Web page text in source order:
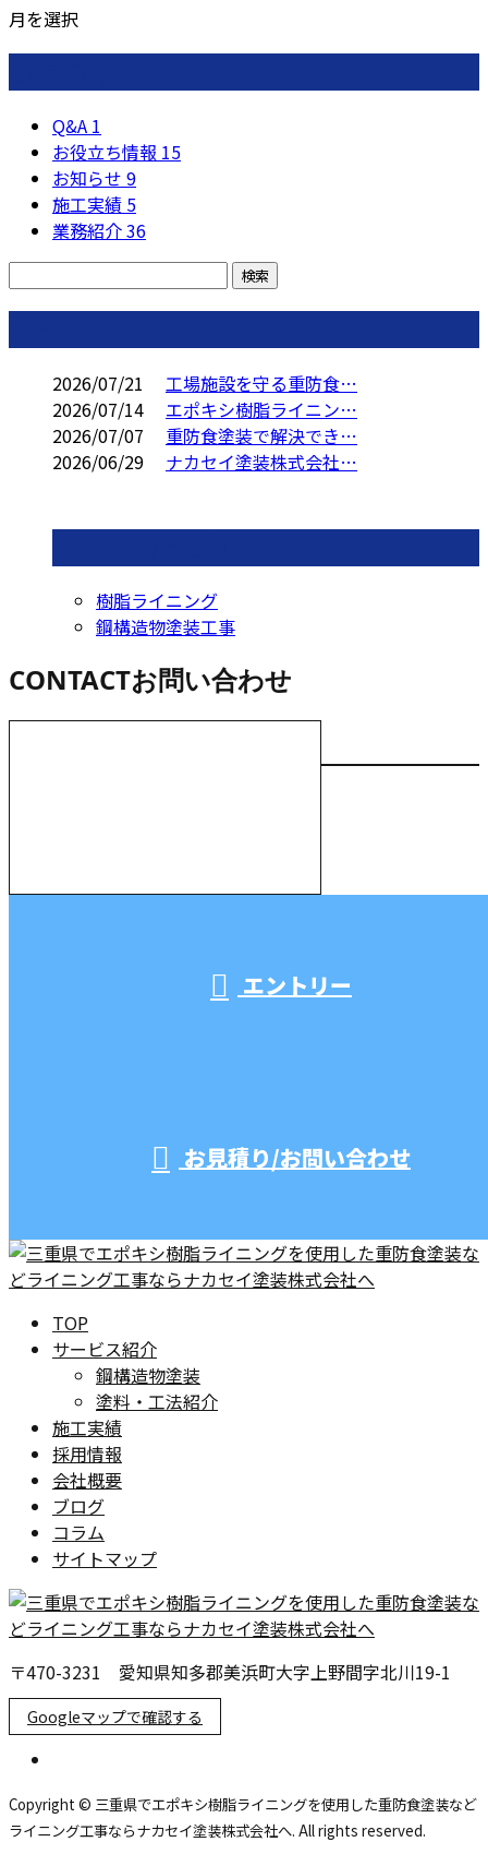
月を選択
Q&A 1
お役立ち情報 15
お知らせ 9
施工実績 5
業務紹介36
2026/07/21
工場施設を守る重防食…
2026/07/14
エポキシ樹脂ライニン…
2026/07/07
重防食塗装で解決でき…
2026/06/29
ナカセイ塗装株式会社…
樹脂ライニング
鋼構造物塗装工事
CONTACTお問い合わせ
エントリー
お見積り/お問い合わせ
TOP
サービス紹介
鋼構造物塗装
塗料・工法紹介
施工実績
採用情報
会社概要
ブログ
コラム
サイトマップ
〒470-3231 愛知県知多郡美浜町大字上野間字北川19-1
Googleマップで確認する
Copyright © 三重県でエポキシ樹脂ライニングを使用した重防食塗装など
ライニング工事ならナカセイ塗装株式会社へ. All rights reserved.